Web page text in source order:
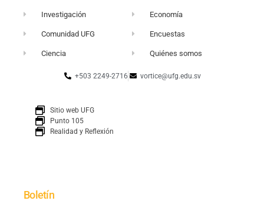
Investigación
Comunidad UFG
Ciencia
Economía
Encuestas
Quiénes somos
+503 2249-2716 vortice@ufg.edu.sv
Sitio web UFG
Punto 105
Realidad y Reflexión
Boletín